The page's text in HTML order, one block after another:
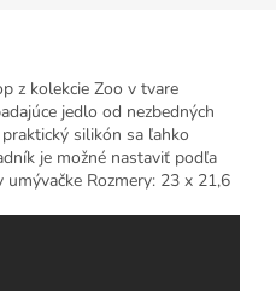
z kolekcie Zoo v tvare
jedlo od nezbedných
silikón sa ľahko
je možné nastaviť podľa
Rozmery: 23 x 21,6